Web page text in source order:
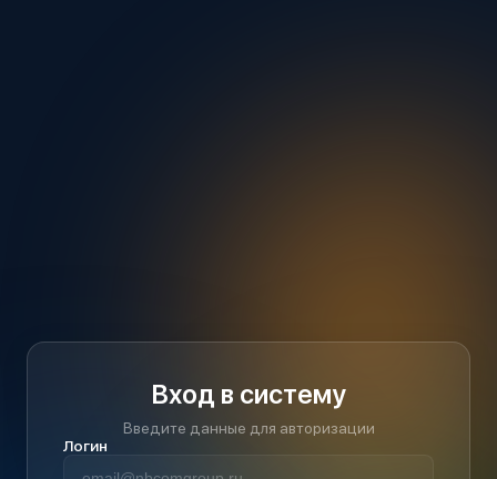
Вход в систему
Введите данные для авторизации
Логин